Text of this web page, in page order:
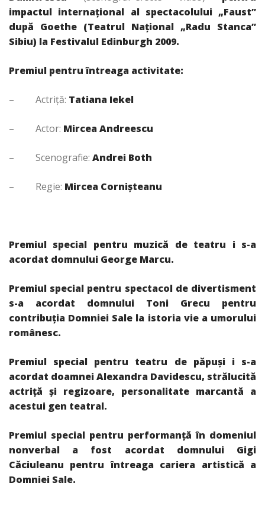
impactul internaţional al spectacolului „Faust”
după Goethe (Teatrul Naţional „Radu Stanca”
Sibiu) la Festivalul Edinburgh 2009.
Premiul pentru întreaga activitate:
– Actriţă: Tatiana Iekel
– Actor: Mircea Andreescu
– Scenografie: Andrei Both
– Regie: Mircea Cornişteanu
Premiul special pentru muzică de teatru i s-a
acordat domnului George Marcu.
Premiul special pentru spectacol de divertisment
s-a acordat domnului Toni Grecu pentru
contribuţia Domniei Sale la istoria vie a umorului
românesc.
Premiul special pentru teatru de păpuşi i s-a
acordat doamnei Alexandra Davidescu, strălucită
actriţă şi regizoare, personalitate marcantă a
acestui gen teatral.
Premiul special pentru performanţă în domeniul
nonverbal a fost acordat domnului Gigi
Căciuleanu pentru întreaga cariera artistică a
Domniei Sale.